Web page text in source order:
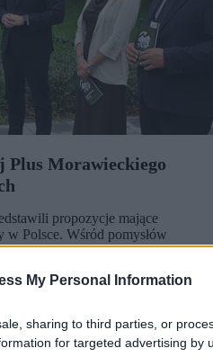
My Personal Information
sharing to third parties, or
for targeted advertising by
Plus Morawieckiego
propozycje mające
w Polsce. Wśród pomysłów
opiekunów małych dzieci oraz
z macierzyństwa.